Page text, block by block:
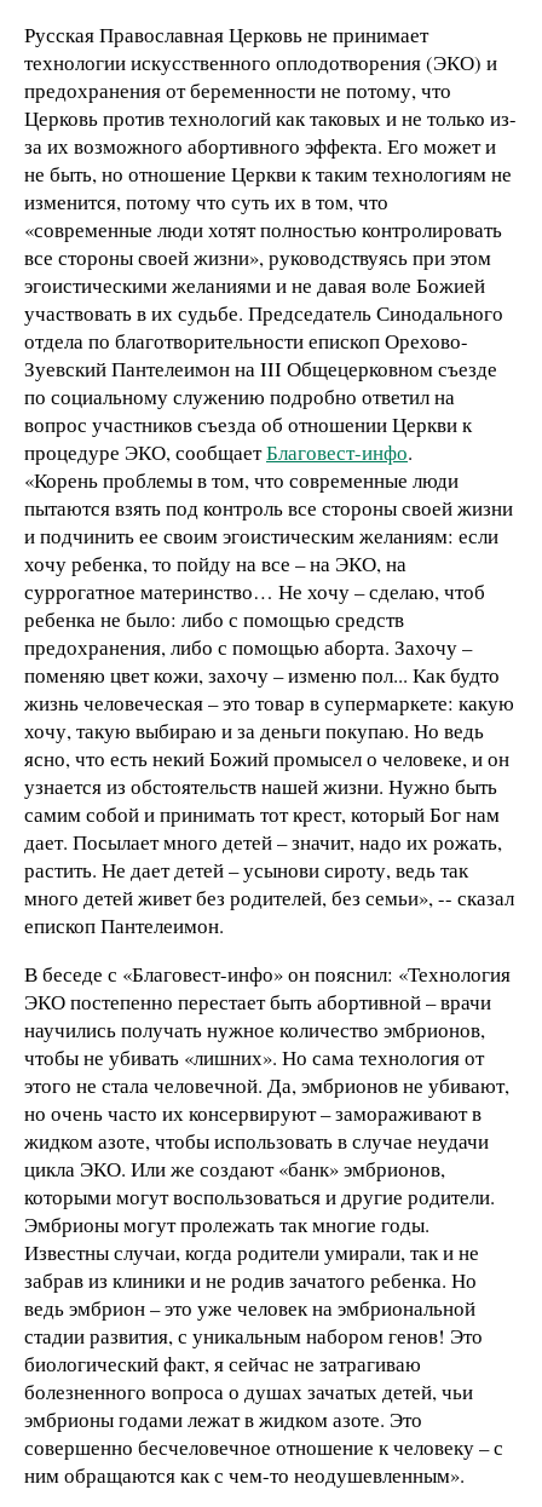
Русская Православная Церковь не принимает
технологии искусственного оплодотворения (ЭКО) и
предохранения от беременности не потому, что
Церковь против технологий как таковых и не только из-
за их возможного абортивного эффекта. Его может и
не быть, но отношение Церкви к таким технологиям не
изменится, потому что суть их в том, что
«современные люди хотят полностью контролировать
все стороны своей жизни», руководствуясь при этом
эгоистическими желаниями и не давая воле Божией
участвовать в их судьбе. Председатель Синодального
отдела по благотворительности епископ Орехово-
Зуевский Пантелеимон на III Общецерковном съезде
по социальному служению подробно ответил на
вопрос участников съезда об отношении Церкви к
процедуре ЭКО, сообщаетБлаговест-инфо.
«Корень проблемы в том, что современные люди
пытаются взять под контроль все стороны своей жизни
и подчинить ее своим эгоистическим желаниям: если
хочу ребенка, то пойду на все – на ЭКО, на
суррогатное материнство… Не хочу – сделаю, чтоб
ребенка не было: либо с помощью средств
предохранения, либо с помощью аборта. Захочу –
поменяю цвет кожи, захочу – изменю пол... Как будто
жизнь человеческая – это товар в супермаркете: какую
хочу, такую выбираю и за деньги покупаю. Но ведь
ясно, что есть некий Божий промысел о человеке, и он
узнается из обстоятельств нашей жизни. Нужно быть
самим собой и принимать тот крест, который Бог нам
дает. Посылает много детей – значит, надо их рожать,
растить. Не дает детей – усынови сироту, ведь так
много детей живет без родителей, без семьи», -- сказал
епископ Пантелеимон.
В беседе с «Благовест-инфо» он пояснил: «Технология
ЭКО постепенно перестает быть абортивной – врачи
научились получать нужное количество эмбрионов,
чтобы не убивать «лишних». Но сама технология от
этого не стала человечной. Да, эмбрионов не убивают,
но очень часто их консервируют – замораживают в
жидком азоте, чтобы использовать в случае неудачи
цикла ЭКО. Или же создают «банк» эмбрионов,
которыми могут воспользоваться и другие родители.
Эмбрионы могут пролежать так многие годы.
Известны случаи, когда родители умирали, так и не
забрав из клиники и не родив зачатого ребенка. Но
ведь эмбрион – это уже человек на эмбриональной
стадии развития, с уникальным набором генов! Это
биологический факт, я сейчас не затрагиваю
болезненного вопроса о душах зачатых детей, чьи
эмбрионы годами лежат в жидком азоте. Это
совершенно бесчеловечное отношение к человеку – с
ним обращаются как с чем-то неодушевленным».